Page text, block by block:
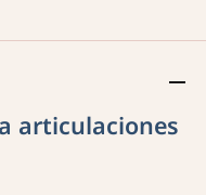
articulaciones